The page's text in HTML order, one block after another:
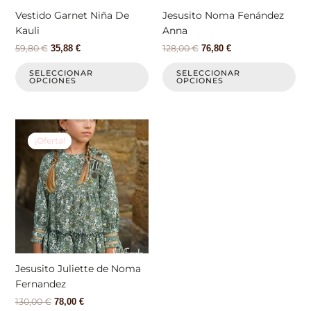
Vestido Garnet Niña De
Kauli
59,80€ 35,88 €
SELECCIONAR
OPCIONES
elegir
página
producto
Jesusito Noma Fenández
Anna
128,00€ 76,80 €
SELECCIONAR
OPCIONES
¡Oferta!
¡Oferta!
Jesusito Juliette de Noma
Fernandez
130,00€
El
precio
original
era:
130,00 €.
78,00 €
El
precio
actual
es:
78,00 €.
producto
tiene
variantes.
Las
se